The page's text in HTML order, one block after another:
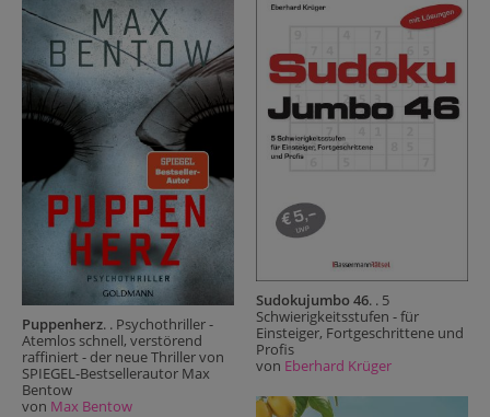
Puppenherz. . Psychothriller -
Atemlos schnell, verstörend
raffiniert - der neue Thriller von
SPIEGEL-Bestsellerautor Max
Bentow
von Max Bentow
Sudokujumbo 46. . 5
Schwierigkeitsstufen - für
Einsteiger, Fortgeschrittene und
Profis
von Eberhard Krüger